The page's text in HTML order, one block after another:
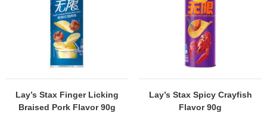
Lay’s Stax Finger Licking
Braised Pork Flavor 90g
Lay’s Stax Spicy Crayfish
Flavor 90g